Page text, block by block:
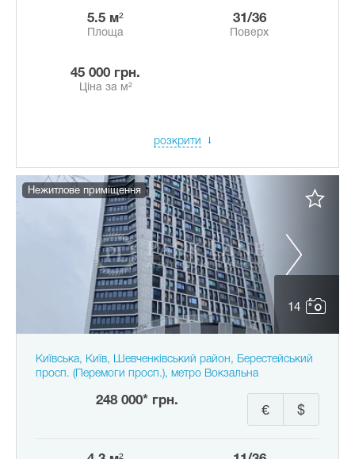
5.5 м²
Площа
31/36
Поверх
45 000 грн.
Ціна за м²
розкрити
14
Нежитлове приміщення
Київська, Київ, Шевченківський район, Берестейський
просп. (Перемоги просп.), метро Вокзальна
248 000* грн.
$
€